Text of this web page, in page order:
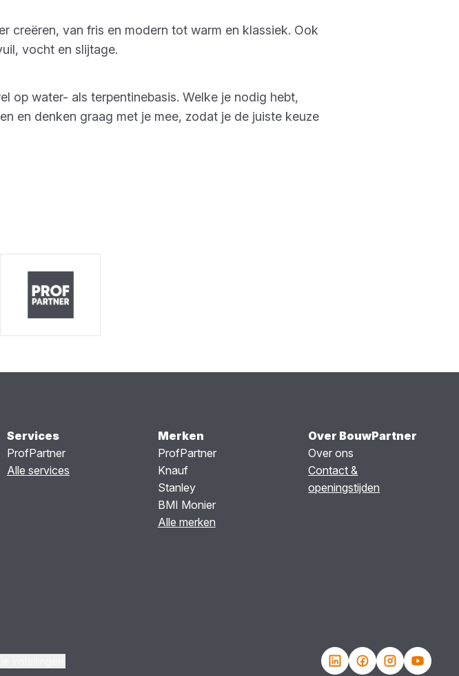
creëren, van fris en modern tot warm en klassiek. Ook
vocht en slijtage.
op water- als terpentinebasis. Welke je nodig hebt,
en denken graag met je mee, zodat je de juiste keuze
Services
ProfPartner
Alle services
Merken
ProfPartner
Knauf
Stanley
BMI Monier
Alle merken
Over BouwPartner
Over ons
Contact &
openingstijden